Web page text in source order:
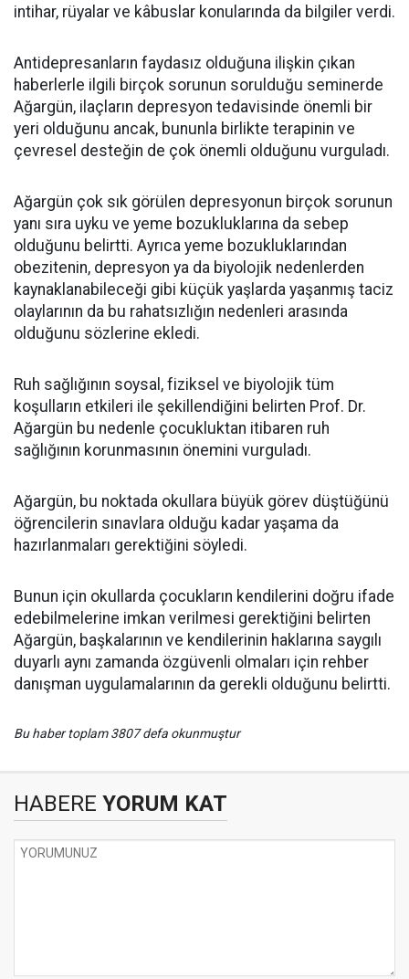
intihar, rüyalar ve kâbuslar konularında da bilgiler verdi.
Antidepresanların faydasız olduğuna ilişkin çıkan
haberlerle ilgili birçok sorunun sorulduğu seminerde
Ağargün, ilaçların depresyon tedavisinde önemli bir
yeri olduğunu ancak, bununla birlikte terapinin ve
çevresel desteğin de çok önemli olduğunu vurguladı.
Ağargün çok sık görülen depresyonun birçok sorunun
yanı sıra uyku ve yeme bozukluklarına da sebep
olduğunu belirtti. Ayrıca yeme bozukluklarından
obezitenin, depresyon ya da biyolojik nedenlerden
kaynaklanabileceği gibi küçük yaşlarda yaşanmış taciz
olaylarının da bu rahatsızlığın nedenleri arasında
olduğunu sözlerine ekledi.
Ruh sağlığının soysal, fiziksel ve biyolojik tüm
koşulların etkileri ile şekillendiğini belirten Prof. Dr.
Ağargün bu nedenle çocukluktan itibaren ruh
sağlığının korunmasının önemini vurguladı.
Ağargün, bu noktada okullara büyük görev düştüğünü
öğrencilerin sınavlara olduğu kadar yaşama da
hazırlanmaları gerektiğini söyledi.
Bunun için okullarda çocukların kendilerini doğru ifade
edebilmelerine imkan verilmesi gerektiğini belirten
Ağargün, başkalarının ve kendilerinin haklarına saygılı
duyarlı aynı zamanda özgüvenli olmaları için rehber
danışman uygulamalarının da gerekli olduğunu belirtti.
Bu haber toplam 3807 defa okunmuştur
HABERE YORUM KAT